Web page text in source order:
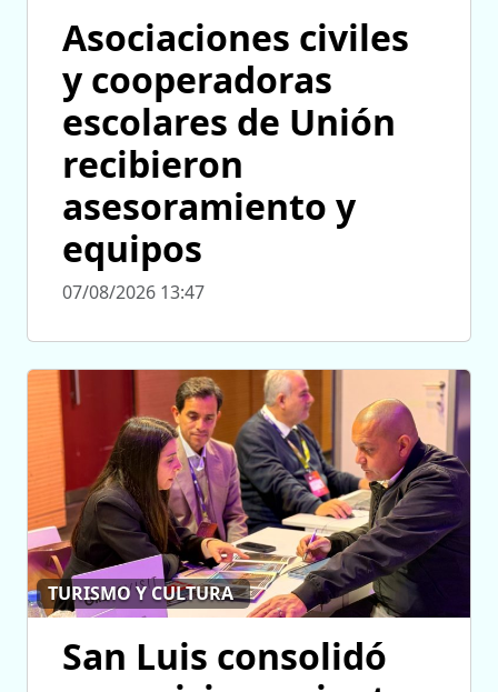
Asociaciones civiles
y cooperadoras
escolares de Unión
recibieron
asesoramiento y
equipos
07/08/2026 13:47
TURISMO Y CULTURA
San Luis consolidó